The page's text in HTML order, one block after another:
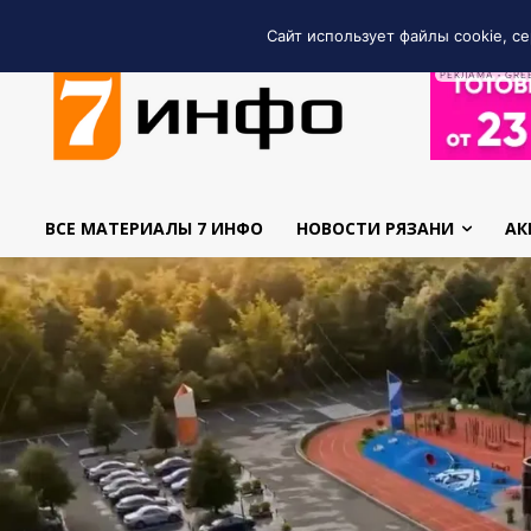
РЕКЛАМА •
ВСЕ МАТЕРИАЛЫ 7 ИНФО НОВОСТИ РЯЗАНИ
Сайт использует файлы cookie,